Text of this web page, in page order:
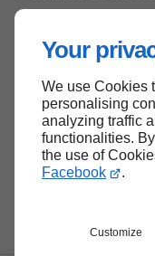
Your
We use Cookies
personalising
analyzing traffic
functionalities.
the use of
Facebook
.
Customize